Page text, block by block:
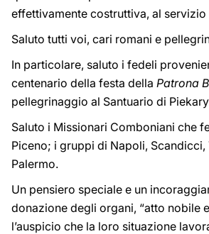
effettivamente costruttiva, al
Saluto tutti voi, cari romani e
In particolare, saluto i fedeli
centenario della festa della Patrona
pellegrinaggio al Santuario di
Saluto i Missionari Comboniani che
Piceno; i gruppi di Napoli,
Palermo.
Un pensiero speciale e un
donazione degli organi, “atto nobile
l’auspicio che la loro situazione